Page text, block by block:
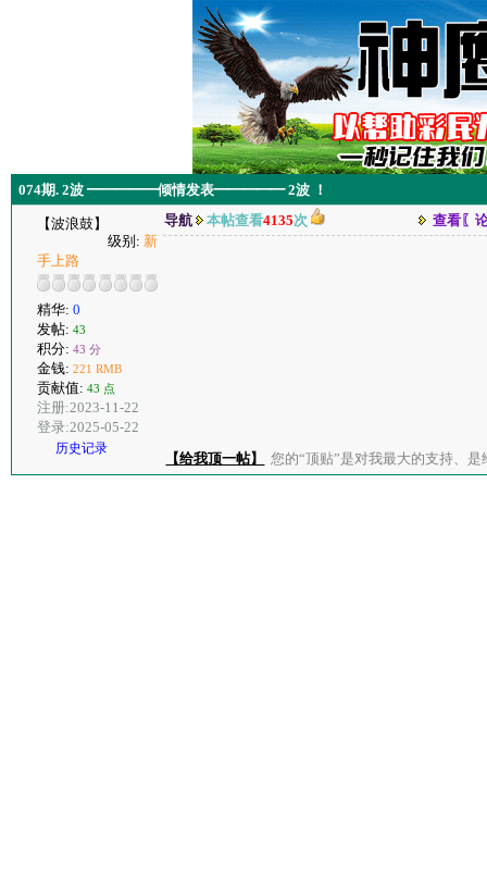
074期. 2波 ━━━━━倾情发表━━━━━ 2波 ！
【波浪鼓】
级别: 新
手上路
精华: 0
发帖: 43
积分: 43 分
金钱: 221 RMB
贡献值: 43 点
注册:2023-11-22
登录:2025-05-22
历史记录
导航 本帖查看4135次 查看〖
【给我顶一帖】 您的“顶贴”是对我最大的支持、